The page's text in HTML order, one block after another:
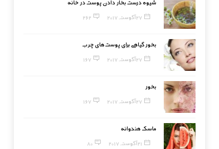
شیوه درست بخار دادن پوست در خانه
27 آگوست, 2017 262
بخور گیاهی برای پوست‌های چرب
27 آگوست, 2017 167
بخور
27 آگوست, 2017 167
ماسک هندوانه
21 آگوست, 2017 80